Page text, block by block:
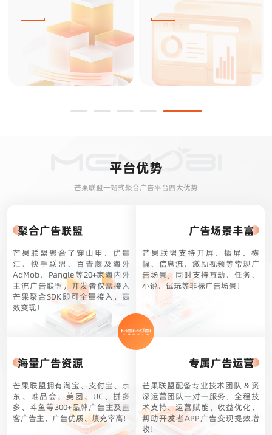
平台优势
芒果联盟一站式聚合广告平台四大优势
聚合广告联盟
芒果联盟聚合了穿山甲、优量
汇、快手联盟、百青藤及海外
AdMob、Pangle等20+家海内外
主流广告联盟，开发者仅需接入
芒果聚合SDK即可全量接入，高
效变现！
广告场景丰富
芒果联盟支持开屏、插屏、横
幅、信息流、激励视频等常规广
告场景，同时支持互动、任务、
小说、试玩等非标广告场景！
海量广告资源
芒果联盟拥有淘宝、支付宝、京
东、唯品会、美团、UC、拼多
多、斗鱼等300+品牌广告主及直
客广告主，广告优质、填充率高!
专属广告运营
芒果联盟配备专业技术团队 & 资
深运营团队一对一服务，全程技
术支持、运营赋能、收益优化，
帮助开发者APP广告变现提效增
收！